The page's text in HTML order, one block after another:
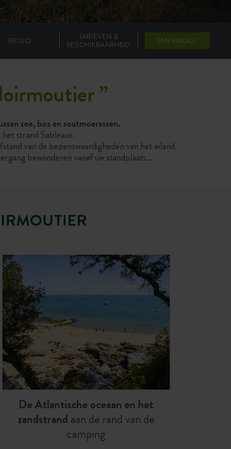
REGIO
TARIEVEN &
BESCHIKBAARHEID
EEN VRAAG?
”
zee, bos en zoutmoerassen.
strand Sableaux.
van de bezienswaardigheden van het eiland.
bewonderen vanaf uw standplaats…
De Atlantische oceaan en het
zandstrand aan de rand van de
camping